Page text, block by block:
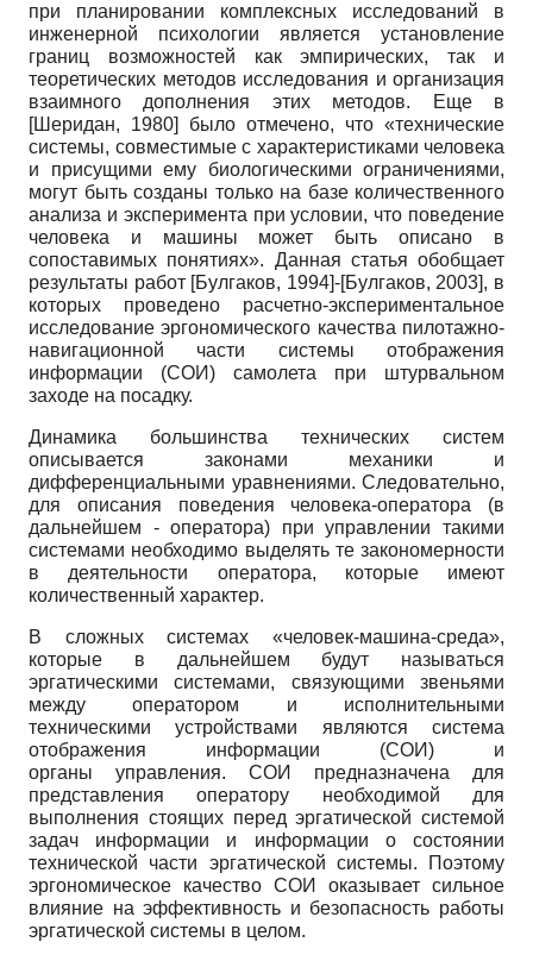
при планировании комплексных исследований в
инженерной психологии является установление
границ возможностей как эмпирических, так и
теоретических методов исследования и организация
взаимного дополнения этих методов. Еще в
[Шеридан, 1980]
было отмечено, что «технические
системы, совместимые с характеристиками человека
и присущими ему биологическими ограничениями,
могут быть созданы только на базе количественного
анализа и эксперимента при условии, что поведение
человека и машины может быть описано в
сопоставимых понятиях». Данная статья обобщает
результаты работ [Булгаков, 1994]-[Булгаков, 2003], в
которых проведено расчетно-экспериментальное
исследование эргономического качества пилотажно-
навигационной части системы отображения
информации (СОИ) самолета при штурвальном
заходе на посадку.
Динамика большинства технических систем
описывается законами механики и
дифференциальными уравнениями. Следовательно,
для описания поведения человека-оператора (в
дальнейшем - оператора) при управлении такими
системами необходимо выделять те закономерности
в деятельности оператора, которые имеют
количественный характер.
В сложных системах «человек-машина-среда»,
которые в дальнейшем будут называться
эргатическими системами, связующими звеньями
между оператором и исполнительными
техническими устройствами являются система
отображения информации (СОИ) и
органы управления. СОИ предназначена для
представления оператору необходимой для
выполнения стоящих перед эргатической системой
задач информации и информации о состоянии
технической части эргатической системы. Поэтому
эргономическое качество СОИ оказывает сильное
влияние на эффективность и безопасность работы
эргатической системы в целом.